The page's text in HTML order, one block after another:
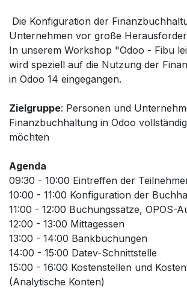
Die Konfiguration der
Unternehmen vor große
In unserem Workshop "Odoo - Fibu
wird speziell auf die Nutzung der
in Odoo 14 eingegangen.
Zielgruppe: Personen und
Finanzbuchhaltung in Odoo
möchten
Agenda
09:30 - 10:00 Eintreffen der
10:00 - 11:00 Konfiguration der
11:00 - 12:00 Buchungssätze, OPOS-
12:00 - 13:00 Mittagessen
13:00 - 14:00 Bankbuchungen
14:00 - 15:00 Datev-Schnittstelle
15:00 - 16:00 Kostenstellen und
(Analytische Konten)